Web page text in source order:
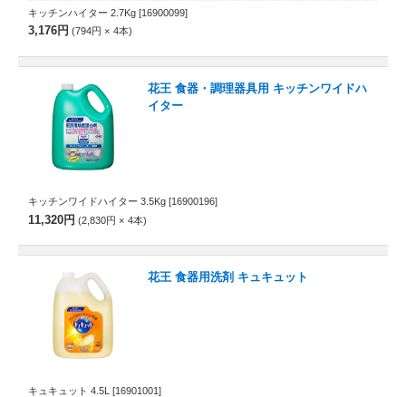
キッチンハイター 2.7Kg [16900099]
3,176円 794円 4本
花王 食器・調理器具用 キッチンワイドハ
イター
キッチンワイドハイター 3.5Kg [16900196]
11,320円 2,830円 4本
花王 食器用洗剤 キュキュット
キュキュット 4.5L [16901001]